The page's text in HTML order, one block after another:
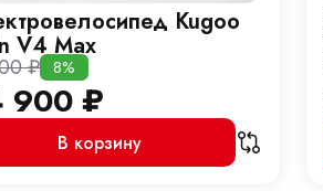
Kugoo
V4 Max
₽ 8%
900₽
В корзину